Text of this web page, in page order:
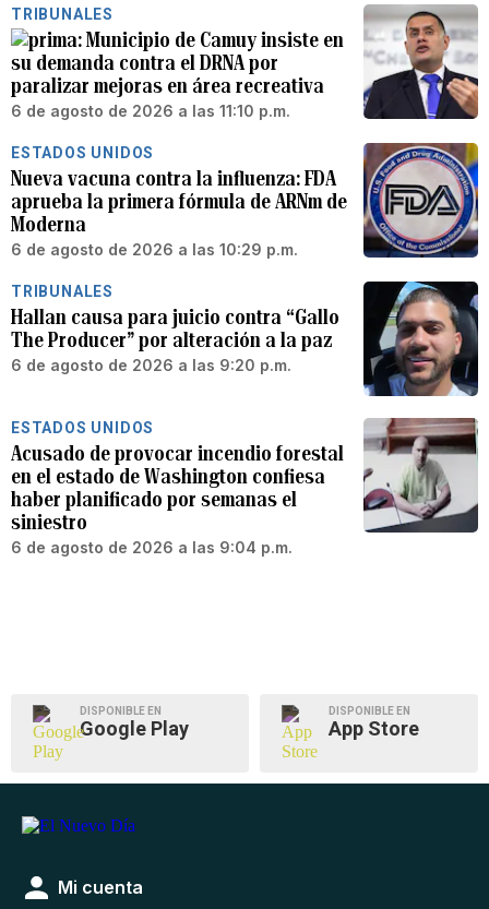
TRIBUNALES
Municipio de Camuy insiste en
su demanda contra el DRNA por
paralizar mejoras en área recreativa
6 de agosto de 2026 a las 11:10 p.m.
ESTADOS UNIDOS
Nueva vacuna contra la influenza: FDA
aprueba la primera fórmula de ARNm de
Moderna
6 de agosto de 2026 a las 10:29 p.m.
TRIBUNALES
Hallan causa para juicio contra “Gallo
The Producer” por alteración a la paz
6 de agosto de 2026 a las 9:20 p.m.
ESTADOS UNIDOS
Acusado de provocar incendio forestal
en el estado de Washington confiesa
haber planificado por semanas el
siniestro
6 de agosto de 2026 a las 9:04 p.m.
DISPONIBLE EN
Google Play
DISPONIBLE EN
App Store
Mi cuenta